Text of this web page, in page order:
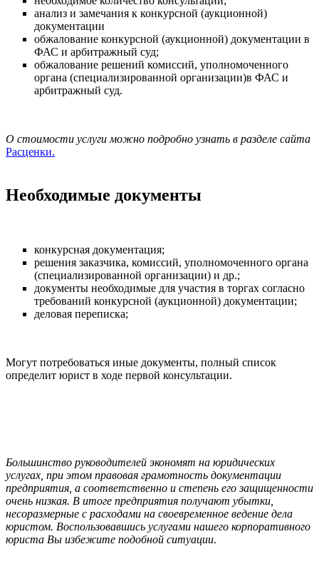
анализ и замечания к конкурсной (аукционной)
документации
обжалование конкурсной (аукционной) документации в
ФАС и арбитражный суд;
обжалование решений комиссий, уполномоченного
органа (специализированной организации)в ФАС и
арбитражный суд.
О стоимости услуги можно подробно узнать в разделе сайта
Расценки.
Необходимые документы
конкурсная документация;
решения заказчика, комиссий, уполномоченного органа
(специализированной организации) и др.;
документы необходимые для участия в торгах согласно
требований конкурсной (аукционной) документации;
деловая переписка;
Могут потребоваться иные документы, полный список
определит юрист в ходе первой консультации.
Большинство руководителей экономят на юридических
услугах, при этом правовая грамотность документации
предприятия, а соответственно и степень его защищенности
очень низкая. В итоге предприятия получают убытки,
несоразмерные с расходами на своевременное ведение дела
юристом. Воспользовавшись услугами нашего корпоративного
юриста Вы избежите подобной ситуации.